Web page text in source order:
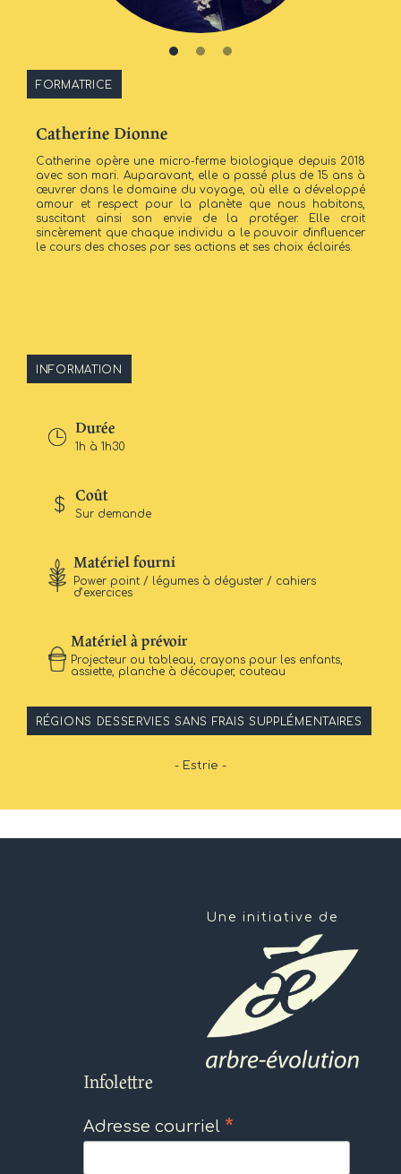
FORMATRICE
Catherine Dionne
Catherine opère une micro-ferme biologique depuis 2018
avec son mari. Auparavant, elle a passé plus de 15 ans à
œuvrer dans le domaine du voyage, où elle a développé
amour et respect pour la planète que nous habitons,
suscitant ainsi son envie de la protéger. Elle croit
sincèrement que chaque individu a le pouvoir d'influencer
le cours des choses par ses actions et ses choix éclairés.
INFORMATION
Durée
1h à 1h30
Coût
Sur demande
Matériel fourni
Power point / légumes à déguster / cahiers
d’exercices
Matériel à prévoir
Projecteur ou tableau, crayons pour les enfants,
assiette, planche à découper, couteau
RÉGIONS DESSERVIES SANS FRAIS SUPPLÉMENTAIRES
- Estrie -
Une initiative de
Infolettre
Adresse courriel *